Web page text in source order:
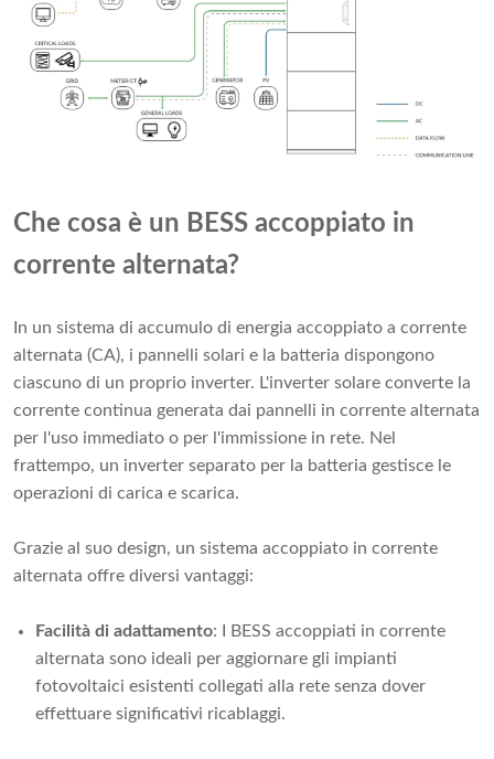
Che cosa è un BESS accoppiato in
corrente alternata?
In un sistema di accumulo di energia accoppiato a corrente
alternata (CA), i pannelli solari e la batteria dispongono
ciascuno di un proprio inverter. L'inverter solare converte la
corrente continua generata dai pannelli in corrente alternata
per l'uso immediato o per l'immissione in rete. Nel
frattempo, un inverter separato per la batteria gestisce le
operazioni di carica e scarica.
Grazie al suo design, un sistema accoppiato in corrente
alternata offre diversi vantaggi:
Facilità di adattamento: I BESS accoppiati in corrente
alternata sono ideali per aggiornare gli impianti
fotovoltaici esistenti collegati alla rete senza dover
effettuare significativi ricablaggi.